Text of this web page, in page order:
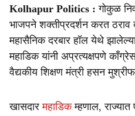
a
r
e
Kolhapur Politics : गोकुळ
भाजपने शक्तीप्रदर्शन करत ठराव
महासैनिक दरबार हॉल येथे
महाडिक यांनी अप्रत्यक्षपणे
वैद्यकीय शिक्षण मंत्री हसन
खासदारमहाडिकम्हणाल,